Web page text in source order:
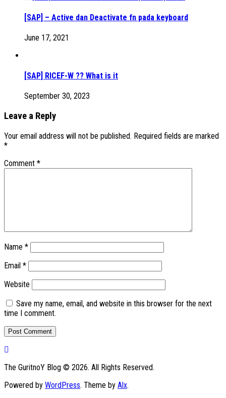
[SAP] – Active dan Deactivate fn pada keyboard
June 17, 2021
[SAP] RICEF-W ?? What is it
September 30, 2023
Leave a Reply
Your email address will not be published. Required fields are marked
*
Comment *
Name *
Email *
Website
Save my name, email, and website in this browser for the next
time I comment.
The GuritnoY Blog © 2026. All Rights Reserved.
Powered by WordPress. Theme by Alx.